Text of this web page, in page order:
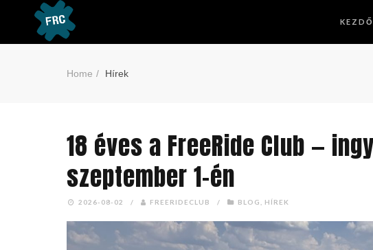
Home Hírek
18 éves a FreeRide Club —
szeptember 1-én
2026-08-02 / FREERIDECLUB / BLOG HÍREK